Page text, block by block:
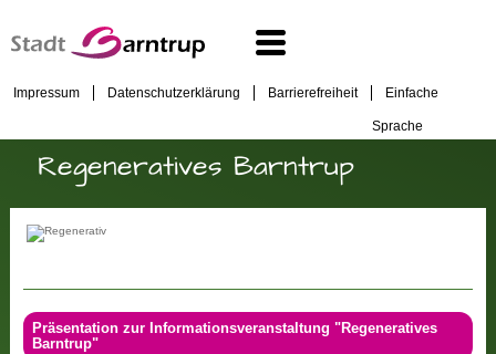
Impressum Datenschutzerklärung Barrierefreiheit Einfache
Sprache
Regeneratives Barntrup
Präsentation zur Informationsveranstaltung "Regeneratives
Barntrup"